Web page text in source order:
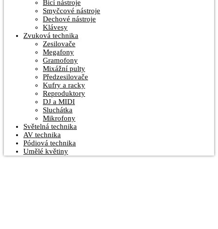
Bicí nástroje
Smyčcové nástroje
Dechové nástroje
Klávesy
Zvuková technika
Zesilovače
Megafony
Gramofony
Mixážní pulty
Předzesilovače
Kufry a racky
Reproduktory
DJ a MIDI
Sluchátka
Mikrofony
Světelná technika
AV technika
Pódiová technika
Umělé květiny